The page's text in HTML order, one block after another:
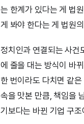
는 한계가 있다는 게 법
게 봐야 한다는 게 법원
정치인과 연결되는 사건
에 줄을 대는 방식이 바
한 번이라도 다치면 같
속을 맛본 만큼, 책임을
기보다는 바뀐 기업 구